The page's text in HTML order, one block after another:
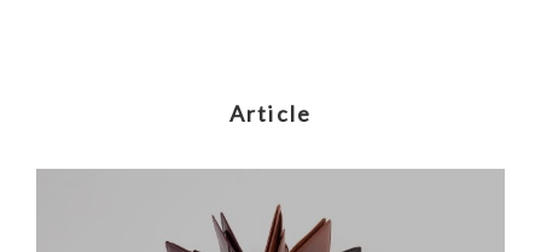
Article